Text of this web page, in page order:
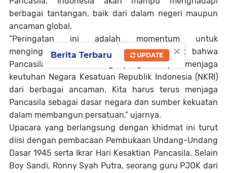
berbagai tantangan, baik dari dalam negeri maupun
ancaman global.
“Peringatan ini adalah momentum untuk
mengingatkan seluruh elemen masyarakat bahwa
Pancasila adalah ideologi yang mampu menjaga
keutuhan Negara Kesatuan Republik Indonesia (NKRI)
dari berbagai ancaman. Kita harus terus menjaga
Pancasila sebagai dasar negara dan sumber kekuatan
dalam membangun persatuan,” ujarnya.
Upacara yang berlangsung dengan khidmat ini turut
diisi dengan pembacaan Pembukaan Undang-Undang
Dasar 1945 serta Ikrar Hari Kesaktian Pancasila. Selain
Boy Sandi, Ronny Syah Putra, seorang guru PJOK dari
×
Berita Terbaru UPDATE